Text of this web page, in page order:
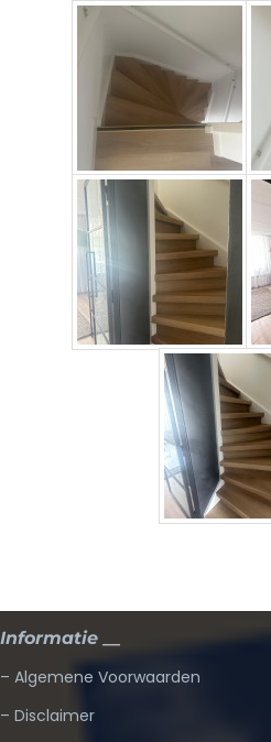
Informatie __
– Algemene Voorwaarden
– Disclaimer